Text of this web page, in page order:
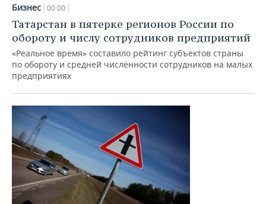
НЕФТЕХИМИЯ
НЕФТЬ
ОПК
РОЗНИЧНАЯ ТОРГОВЛЯ
ТРАНСПОРТ
УСЛУГИ
НОВОСТИ ТЕХНОЛОГИЙ
IT
МЕДИА
ТЕЛЕКОММУНИКАЦИИ
МЕРОПРИЯТИЯ
НОВОСТИ МЕРОПРИЯТИЙ
ВЫЕЗДНАЯ РЕДАКЦИЯ
БИЗНЕС-БРАНЧИ
ONLINE-КОНФЕРЕНЦИИ
ОТКРЫТАЯ ЛЕКЦИЯ
СПОРТ
НОВОСТИ СПОРТА
ФУТБОЛ
ХОККЕЙ
БАСКЕТБОЛ
ВОЛЕЙБОЛ
ОБЩЕСТВО
НОВОСТИ ОБЩЕСТВА
ВЛАСТЬ
ИНФРАСТРУКТУРА
ИСТОРИЯ
ФОТОГАЛЕРЕЯ
СЮЖЕТЫ
СПРАВОЧНИК
СПИСОК ПЕРСОН
ПОЛНАЯ ВЕРСИЯ
Бизнес 00:00
Татарстан в пятерке регионов России по
обороту и числу сотрудников предприятий
«Реальное время» составило рейтинг субъектов страны
по обороту и средней численности сотрудников на малых
предприятиях